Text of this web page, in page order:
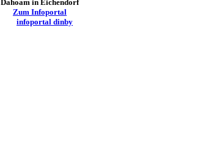
Dahoam in Eichendorf
Zum Infoportal